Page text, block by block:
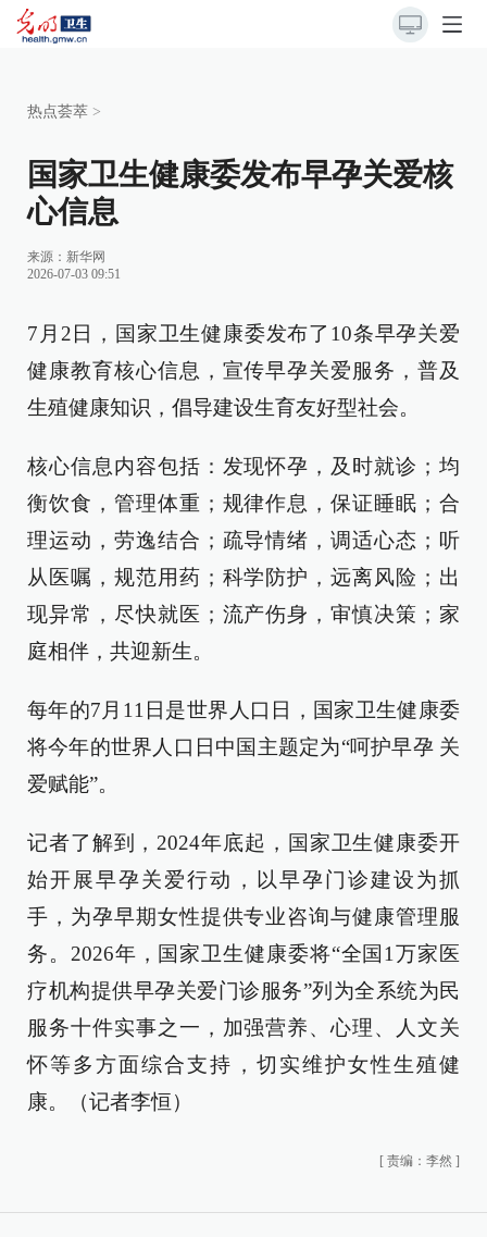
热点荟萃 >
国家卫生健康委发布早孕关爱核
心信息
来源： 新华网
2026-07-03 09:51
7月2日，国家卫生健康委发布了10条早孕关爱
健康教育核心信息，宣传早孕关爱服务，普及
生殖健康知识，倡导建设生育友好型社会。
核心信息内容包括：发现怀孕，及时就诊；均
衡饮食，管理体重；规律作息，保证睡眠；合
理运动，劳逸结合；疏导情绪，调适心态；听
从医嘱，规范用药；科学防护，远离风险；出
现异常，尽快就医；流产伤身，审慎决策；家
庭相伴，共迎新生。
每年的7月11日是世界人口日，国家卫生健康委
将今年的世界人口日中国主题定为“呵护早孕 关
爱赋能”。
记者了解到，2024年底起，国家卫生健康委开
始开展早孕关爱行动，以早孕门诊建设为抓
手，为孕早期女性提供专业咨询与健康管理服
务。2026年，国家卫生健康委将“全国1万家医
疗机构提供早孕关爱门诊服务”列为全系统为民
服务十件实事之一，加强营养、心理、人文关
怀等多方面综合支持，切实维护女性生殖健
康。（记者李恒）
[ 责编：李然 ]